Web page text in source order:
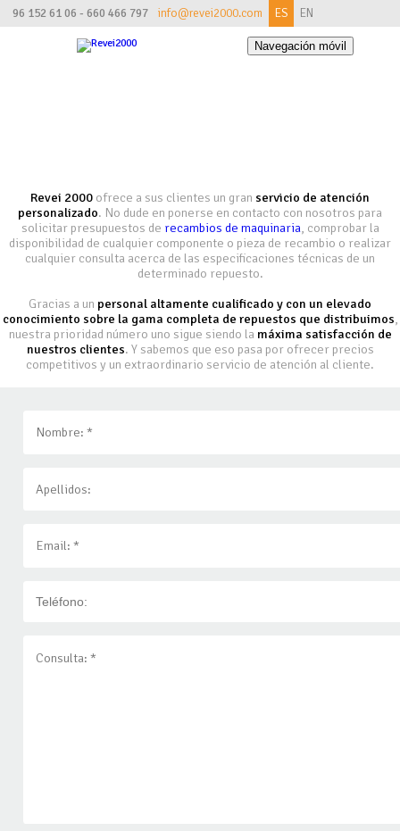
96 152 61 06 - 660 466 797 info@revei2000.com ES EN
Navegación móvil
Revei 2000 ofrece a sus clientes un gran servicio de atención
personalizado. No dude en ponerse en contacto con nosotros para
solicitar presupuestos de recambios de maquinaria, comprobar la
disponibilidad de cualquier componente o pieza de recambio o realizar
cualquier consulta acerca de las especificaciones técnicas de un
determinado repuesto.
Gracias a un personal altamente cualificado y con un elevado
conocimiento sobre la gama completa de repuestos que distribuimos,
nuestra prioridad número uno sigue siendo la máxima satisfacción de
nuestros clientes. Y sabemos que eso pasa por ofrecer precios
competitivos y un extraordinario servicio de atención al cliente.